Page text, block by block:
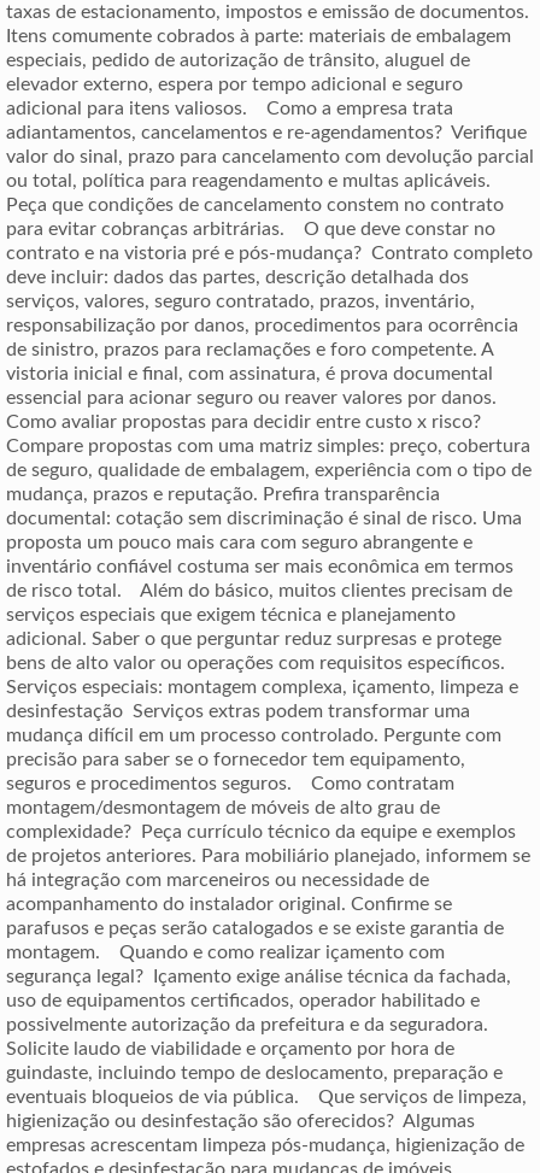
taxas de estacionamento, impostos e emissão de documentos.
Itens comumente cobrados à parte: materiais de embalagem
especiais, pedido de autorização de trânsito, aluguel de
elevador externo, espera por tempo adicional e seguro
adicional para itens valiosos. Como a empresa trata
adiantamentos, cancelamentos e re-agendamentos? Verifique
valor do sinal, prazo para cancelamento com devolução parcial
ou total, política para reagendamento e multas aplicáveis.
Peça que condições de cancelamento constem no contrato
para evitar cobranças arbitrárias. O que deve constar no
contrato e na vistoria pré e pós-mudança? Contrato completo
deve incluir: dados das partes, descrição detalhada dos
serviços, valores, seguro contratado, prazos, inventário,
responsabilização por danos, procedimentos para ocorrência
de sinistro, prazos para reclamações e foro competente. A
vistoria inicial e final, com assinatura, é prova documental
essencial para acionar seguro ou reaver valores por danos.
Como avaliar propostas para decidir entre custo x risco?
Compare propostas com uma matriz simples: preço, cobertura
de seguro, qualidade de embalagem, experiência com o tipo de
mudança, prazos e reputação. Prefira transparência
documental: cotação sem discriminação é sinal de risco. Uma
proposta um pouco mais cara com seguro abrangente e
inventário confiável costuma ser mais econômica em termos
de risco total. Além do básico, muitos clientes precisam de
serviços especiais que exigem técnica e planejamento
adicional. Saber o que perguntar reduz surpresas e protege
bens de alto valor ou operações com requisitos específicos.
Serviços especiais: montagem complexa, içamento, limpeza e
desinfestação Serviços extras podem transformar uma
mudança difícil em um processo controlado. Pergunte com
precisão para saber se o fornecedor tem equipamento,
seguros e procedimentos seguros. Como contratam
montagem/desmontagem de móveis de alto grau de
complexidade? Peça currículo técnico da equipe e exemplos
de projetos anteriores. Para mobiliário planejado, informem se
há integração com marceneiros ou necessidade de
acompanhamento do instalador original. Confirme se
parafusos e peças serão catalogados e se existe garantia de
montagem. Quando e como realizar içamento com
segurança legal? Içamento exige análise técnica da fachada,
uso de equipamentos certificados, operador habilitado e
possivelmente autorização da prefeitura e da seguradora.
Solicite laudo de viabilidade e orçamento por hora de
guindaste, incluindo tempo de deslocamento, preparação e
eventuais bloqueios de via pública. Que serviços de limpeza,
higienização ou desinfestação são oferecidos? Algumas
empresas acrescentam limpeza pós-mudança, higienização de